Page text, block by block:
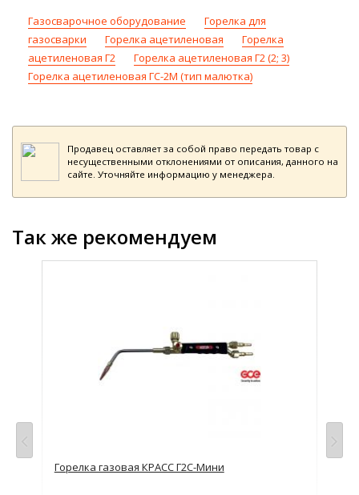
Газосварочное оборудование
Горелка для
газосварки
Горелка ацетиленовая
Горелка
ацетиленовая Г2
Горелка ацетиленовая Г2 (2; 3)
Горелка ацетиленовая ГС-2М (тип малютка)
Продавец оставляет за собой право передать товар с
несущественными отклонениями от описания, данного на
сайте. Уточняйте информацию у менеджера.
Так же рекомендуем
Горелка газовая КРАСС Г2С-Мини